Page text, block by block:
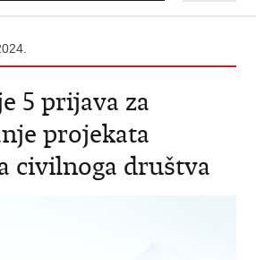
5 prijava za
projekata
civilnoga društva